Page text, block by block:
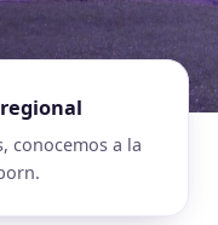
conocemos a la